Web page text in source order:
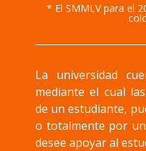
* El SMMLV para el
La universidad
mediante el cual
de un estudiante,
o totalmente por
desee apoyar al